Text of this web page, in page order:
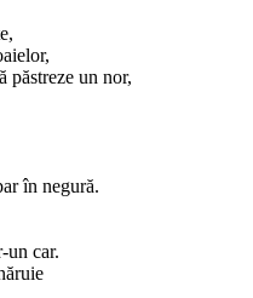
păstreze un nor,
în negură.
un car.